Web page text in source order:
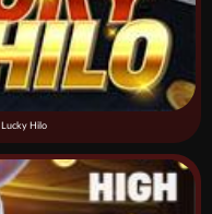
Lucky Hilo